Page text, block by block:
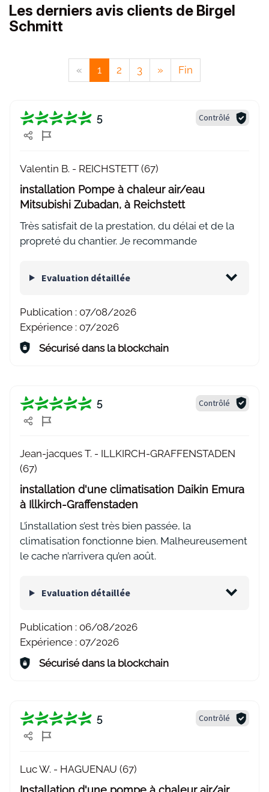
Les derniers avis clients de Birgel
Schmitt
« 1 2 3 » Fin
5 Contrôlé
Valentin B. - REICHSTETT (67)
installation Pompe à chaleur air/eau
Mitsubishi Zubadan, à Reichstett
Très satisfait de la prestation, du délai et de la
propreté du chantier. Je recommande
Evaluation détaillée
Publication : 07/08/2026
Expérience : 07/2026
Sécurisé dans la blockchain
5 Contrôlé
Jean-jacques T. - ILLKIRCH-GRAFFENSTADEN
(67)
installation d'une climatisation Daikin Emura
à Illkirch-Graffenstaden
L’installation s’est très bien passée, la
climatisation fonctionne bien. Malheureusement
le cache n’arrivera qu’en août.
Evaluation détaillée
Publication : 06/08/2026
Expérience : 07/2026
Sécurisé dans la blockchain
5 Contrôlé
Luc W. - HAGUENAU (67)